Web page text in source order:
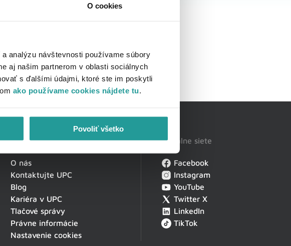
O cookies
analýzu návštevnosti používame súbory
aj našim partnerom v oblasti sociálnych
s ďalšími údajmi, ktoré ste im poskytli
ako používame cookies nájdete tu.
Povoliť všetko
O spoločnosti
O nás
Kontaktujte UPC
Blog
Kariéra v UPC
Tlačové správy
Právne informácie
Nastavenie cookies
Sociálne siete
Facebook
Instagram
YouTube
Twitter X
LinkedIn
TikTok